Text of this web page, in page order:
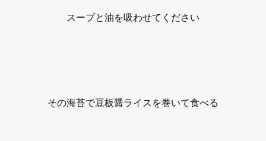
スープと油を吸わせてください
その海苔で豆板醤ライスを巻いて食べる